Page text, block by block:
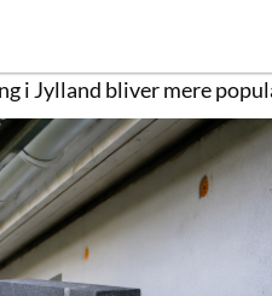
i Jylland bliver mere